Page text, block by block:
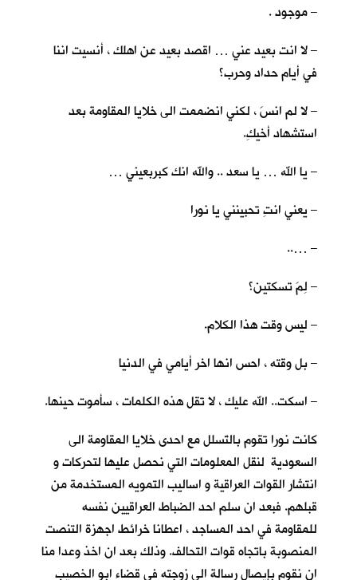
– موجود .
– لا انت بعيد عني … اقصد بعيد عن اهلك ، أنسيت اننا
في أيام حداد وحرب؟
– لا لم انسَ ، لكني انضممت الى خلايا المقاومة بعد
استشهاد أخيكِ.
– يا الله … يا سعد .. والله انك كبربعيني …
– يعني انتِ تحبينني يا نورا
– …..
– لِمَ تسكتين؟
– ليس وقت هذا الكلام.
– بل وقته ، احس انها اخر أيامي في الدنيا
– اسكت.. الله عليك ، لا تقل هذه الكلمات ، سأموت حينها.
كانت نورا تقوم بالتَسلل مع احدى خلايا المقاومة الى
السعودية لنقل المعلومات التي نحصل عليها لتحركات و
انتشار القوات العراقية و اساليب التمويه المستخدمة من
قبلهم. فبعد ان سلم احد الضباط العراقيين نفسه
للمقاومة في احد المساجد ، اعطانا خرائط اجهزة التنصت
المنصوبة باتجاه قوات التحالف. وذلك بعد ان اخذ وعدا منا
ان نقوم بإيصال رسالة الى زوجته في قضاء ابو الخصيب